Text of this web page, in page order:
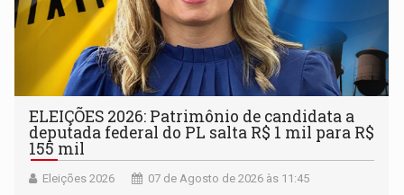
ELEIÇÕES 2026: Patrimônio de candidata a
deputada federal do PL salta R$ 1 mil para R$
155 mil
Eleições 2026 07 de Agosto de 2026 às 11:45